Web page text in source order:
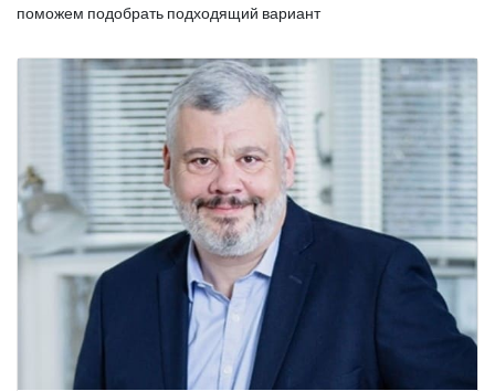
поможем подобрать подходящий вариант